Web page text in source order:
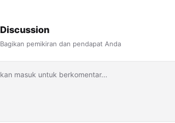
Discussion
Bagikan pemikiran dan pendapat Anda